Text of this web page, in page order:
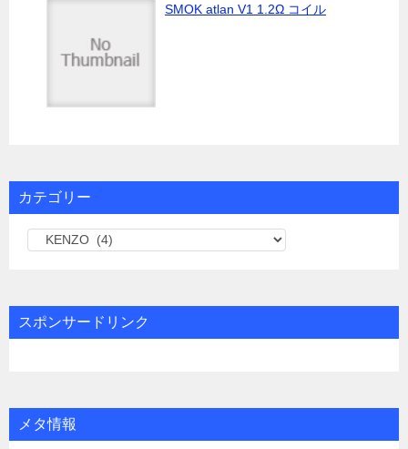
SMOK atlan V1 1.2Ω コイル
カテゴリー
リ
ー
スポンサードリンク
メタ情報